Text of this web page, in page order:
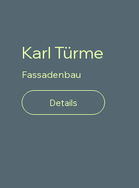
Karl Türme
Fassadenbau
Details